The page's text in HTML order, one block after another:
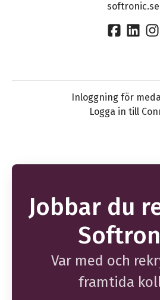
softronic.se
Inloggning för
Logga in till
Jobbar du
Var med och
framtida